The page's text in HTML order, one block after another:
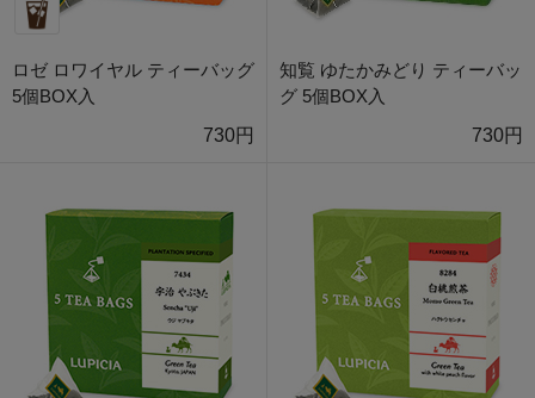
ロゼ ロワイヤル ティーバッグ
5個BOX入
730円
知覧 ゆたかみどり ティーバッ
グ 5個BOX入
730円